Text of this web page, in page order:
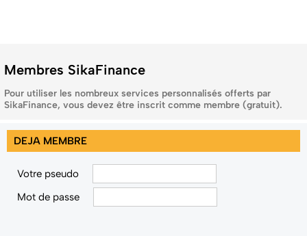
Membres SikaFinance
Pour utiliser les nombreux services personnalisés offerts par
SikaFinance, vous devez être inscrit comme membre (gratuit).
DEJA MEMBRE
Votre pseudo
Mot de passe